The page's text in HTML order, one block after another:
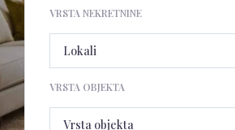
VRSTA NEKRETNINE
VRSTA OBJEKTA